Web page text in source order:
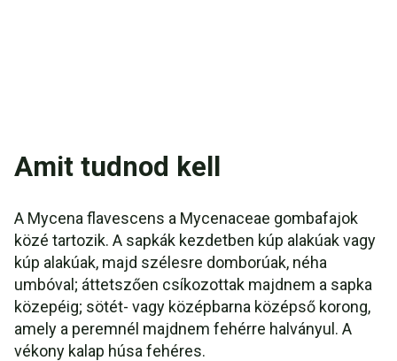
Amit tudnod kell
A Mycena flavescens a Mycenaceae gombafajok
közé tartozik. A sapkák kezdetben kúp alakúak vagy
kúp alakúak, majd szélesre domborúak, néha
umbóval; áttetszően csíkozottak majdnem a sapka
közepéig; sötét- vagy középbarna középső korong,
amely a peremnél majdnem fehérre halványul. A
vékony kalap húsa fehéres.